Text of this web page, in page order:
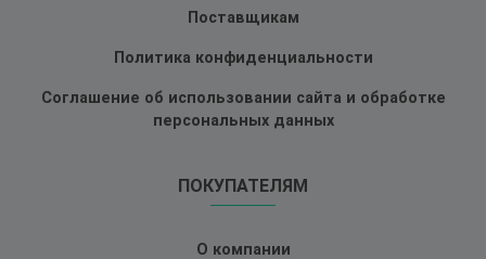
Поставщикам
Политика конфиденциальности
Соглашение об использовании сайта и обработке
персональных данных
ПОКУПАТЕЛЯМ
О компании